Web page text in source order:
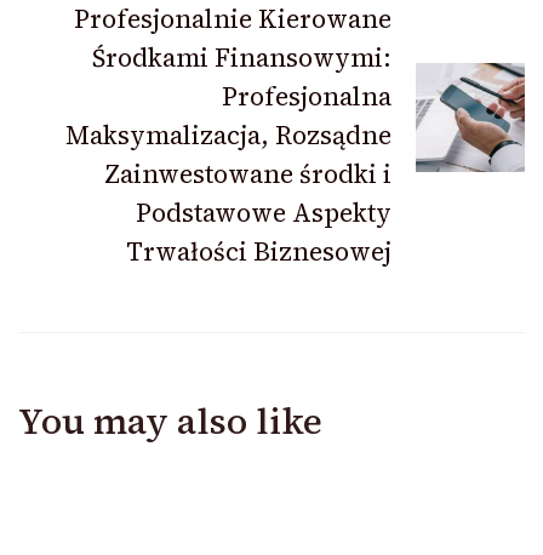
Profesjonalnie Kierowane
Środkami Finansowymi:
Profesjonalna
Maksymalizacja, Rozsądne
Zainwestowane środki i
Podstawowe Aspekty
Trwałości Biznesowej
You may also like